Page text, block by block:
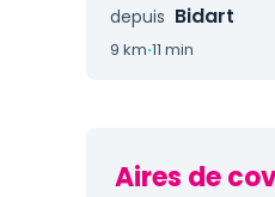
depuis Bidart
9 km·11 min
Aires de